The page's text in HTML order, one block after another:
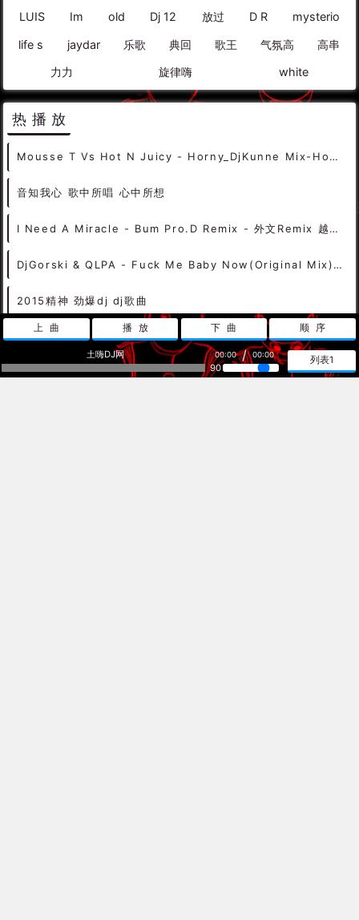
LUIS Im old Dj 12 放过 D R mysterio
life s jaydar 乐歌 典回 歌王 气氛高 高串
力力 旋律嗨 white
热播放
Mousse T Vs Hot N Juicy - Horny_DjKunne Mix-House
音知我心 歌中所唱 心中所想
I Need A Miracle - Bum Pro.D Remix - 外文Remix 越南鼓 越南风格
DjGorski & QLPA - Fuck Me Baby Now(Original Mix) DjMix
2015精神 劲爆dj dj歌曲
[2013]DJ Hyo - Woori Doori
艾晨 - 错位时空(DjXS&DjAK ProgHouse Mix国语男) - 中文Remix 中文CLUB 华语Remix
上曲 播放 下曲 顺序
土嗨DJ网 00:00 / 00:00
90
列表1